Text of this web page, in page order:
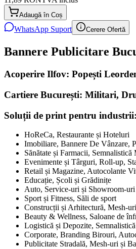
Adaugă în Coș
WhatsApp Suport Cerere Ofertă
Bannere Publicitare
Acoperire Ilfov: Popești
Cartiere București: Militari,
Soluții de print pentru industrii:
HoReCa, Restaurante și Hoteluri
Imobiliare, Bannere De Vânzare,
Sănătate și Farmacii, Semnalistică
Evenimente și Târguri, Roll-up,
Retail și Magazine, Autocolante
Educație, Școli și Grădinițe
Auto, Service-uri și Showroom-uri
Sport și Fitness, Săli de sport
Construcții și Arhitectură, Mesh-
Beauty & Wellness, Saloane de
Logistică și Depozite,
Corporate, Branding Birouri,
Publicitate Stradală, Mesh-uri și